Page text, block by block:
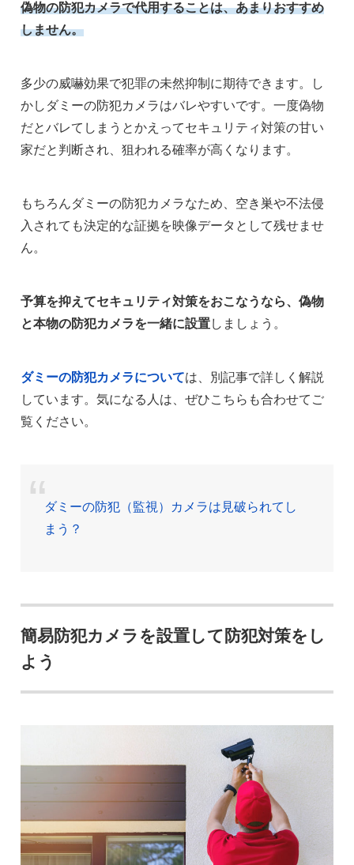
偽物の防犯カメラで代用することは、あまりおすすめ
しません。
多少の威嚇効果で犯罪の未然抑制に期待できます。し
かしダミーの防犯カメラはバレやすいです。一度偽物
だとバレてしまうとかえってセキュリティ対策の甘い
家だと判断され、狙われる確率が高くなります。
もちろんダミーの防犯カメラなため、空き巣や不法侵
入されても決定的な証拠を映像データとして残せませ
ん。
予算を抑えてセキュリティ対策をおこなうなら、偽物
と本物の防犯カメラを一緒に設置しましょう。
ダミーの防犯カメラについては、別記事で詳しく解説
しています。気になる人は、ぜひこちらも合わせてご
覧ください。
ダミーの防犯（監視）カメラは見破られてし
まう？
簡易防犯カメラを設置して防犯対策をし
よう